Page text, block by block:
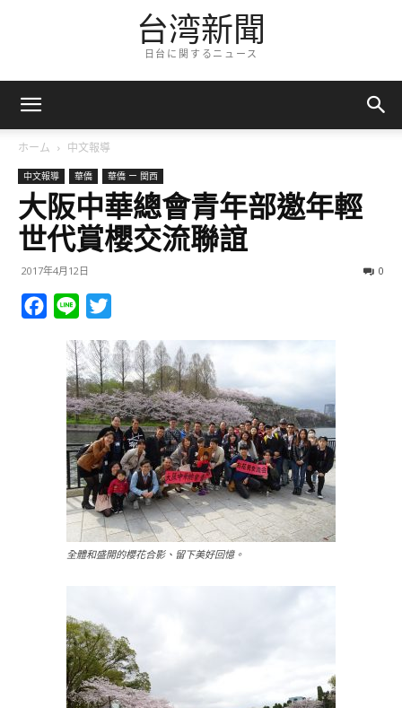
台湾新聞
日台に関するニュース
ホーム 中文報導
中文報導 華僑 華僑 ー 関西
大阪中華總會青年部邀年輕
世代賞櫻交流聯誼
2017年4月12日 0
Facebook
Line
全體和盛開的櫻花合影、留下美好回憶。